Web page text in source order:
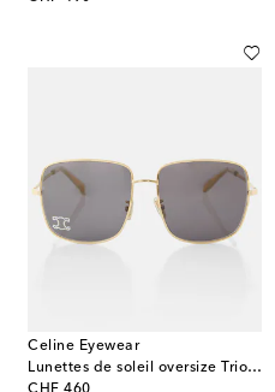
Celine Eyewear
Lunettes de soleil oversize Triomphe Rhinestone 01
CHF 460
original price